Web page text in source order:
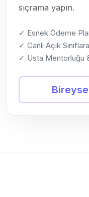
sıçrama yapın.
✓ Esnek Ödeme
✓ Canlı Açık
✓ Usta Mentorluğu